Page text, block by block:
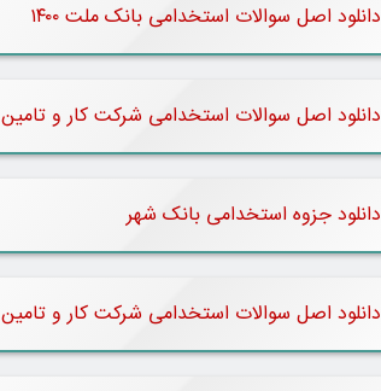
دانلود اصل سوالات استخدامی بانک ملت ۱۴۰۰
دانلود اصل سوالات استخدامی شرکت کار و تامین ۹۹
دانلود جزوه استخدامی بانک شهر
دانلود اصل سوالات استخدامی شرکت کار و تامین ۱۴۰۴